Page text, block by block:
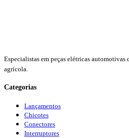
Especialistas em peças elétricas automotivas
agrícola.
Categorias
Lançamentos
Chicotes
Conectores
Interruptores